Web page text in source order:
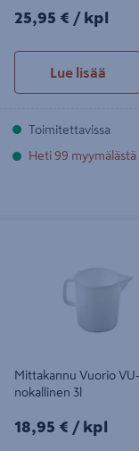
25,95€/kpl
25,95 € / kpl
Lue lisää
Toimitettavissa
Heti 99 myymälästä
Mittakannu Vuorio
nokallinen 3l
18,95€/kpl
18,95 € / kpl